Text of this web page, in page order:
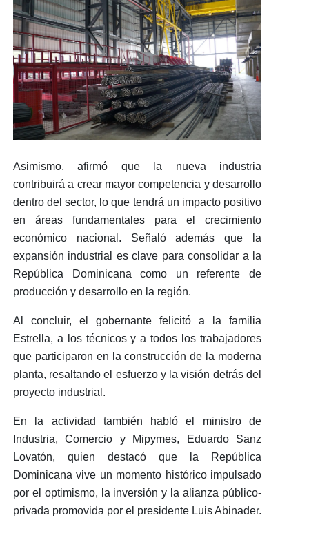
Asimismo, afirmó que la nueva industria
contribuirá a crear mayor competencia y desarrollo
dentro del sector, lo que tendrá un impacto positivo
en áreas fundamentales para el crecimiento
económico nacional. Señaló además que la
expansión industrial es clave para consolidar a la
República Dominicana como un referente de
producción y desarrollo en la región.
Al concluir, el gobernante felicitó a la familia
Estrella, a los técnicos y a todos los trabajadores
que participaron en la construcción de la moderna
planta, resaltandoel esfuerzo y la visión detrás del
proyecto industrial.
En la actividad también habló el ministro de
Industria, Comercio y Mipymes,
Eduardo Sanz
Lovatón, quien destacó que la República
Dominicana vive un momento histórico impulsado
por el optimismo, la inversión y la alianza público-
privada promovida por el presidente Luis Abinader.